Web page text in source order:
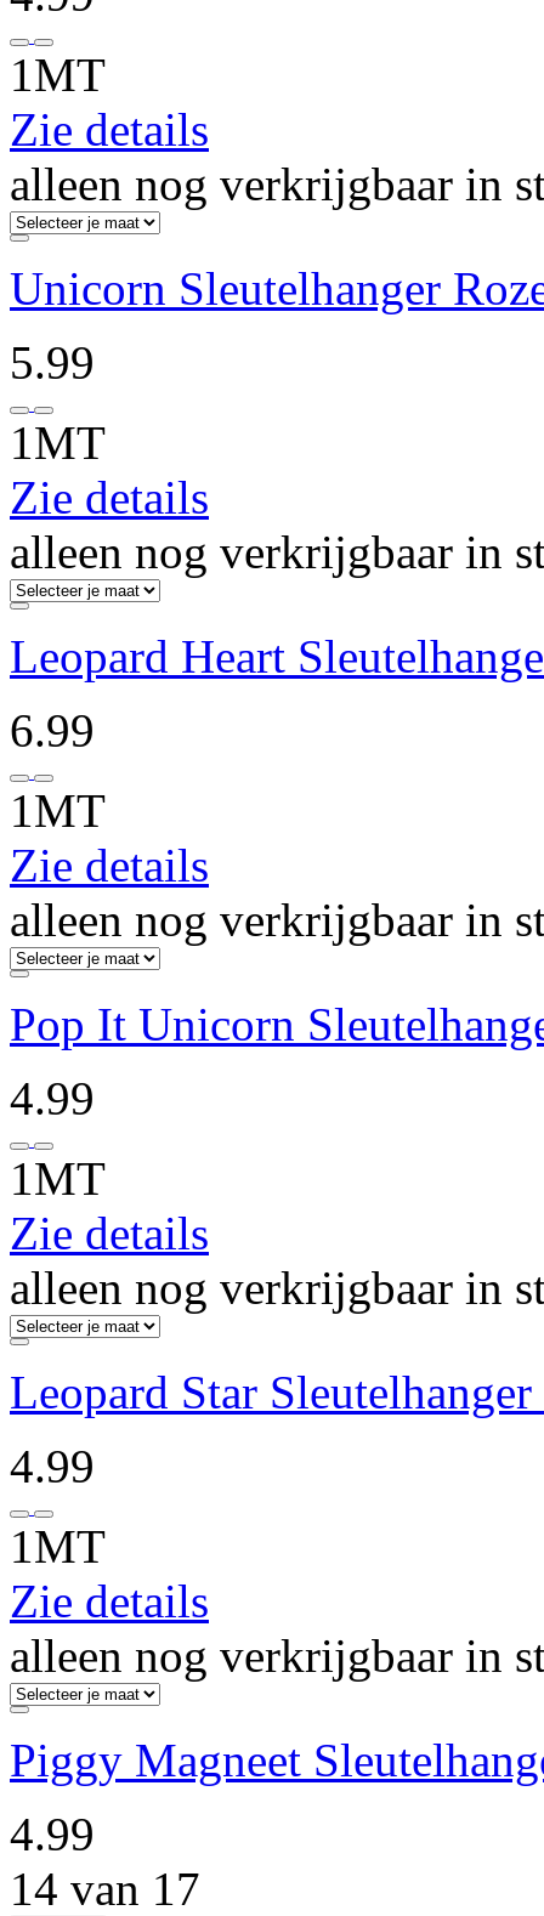
1MT
Zie details
alleen nog verkrijgbaar in
Unicorn Sleutelhanger
5.99
1MT
Zie details
alleen nog verkrijgbaar in
Leopard Heart
6.99
1MT
Zie details
alleen nog verkrijgbaar in
Pop It Unicorn
4.99
1MT
Zie details
alleen nog verkrijgbaar in
Leopard Star
4.99
1MT
Zie details
alleen nog verkrijgbaar in
Piggy Magneet
4.99
14 van 17